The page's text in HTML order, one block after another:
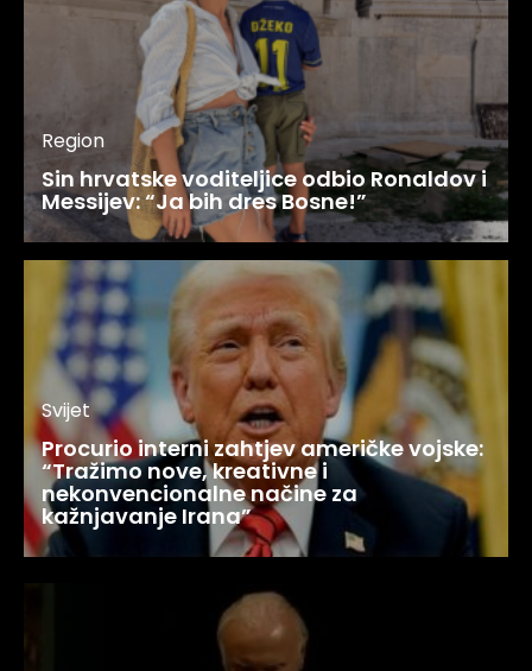
Region
Sin hrvatske voditeljice odbio Ronaldov i
Messijev: “Ja bih dres Bosne!”
Svijet
Procurio interni zahtjev američke vojske:
“Tražimo nove, kreativne i
nekonvencionalne načine za
kažnjavanje Irana”